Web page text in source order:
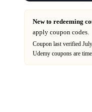
New to redeeming
apply coupon codes.
Coupon last verified
Udemy coupons are